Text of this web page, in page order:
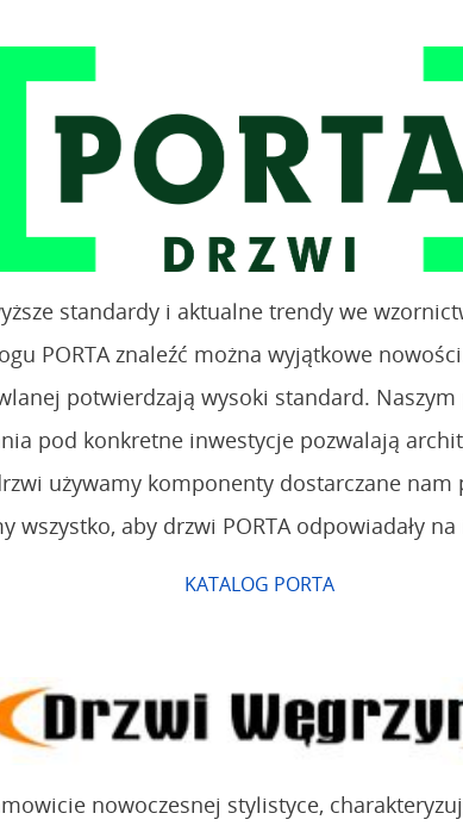
standardy i aktualne trendy we
PORTA znaleźć można wyjątkowe
potwierdzają wysoki standard.
pod konkretne inwestycje pozwalają
używamy komponenty dostarczane nam
wszystko, aby drzwi PORTA odpowiadały
KATALOG PORTA
nowoczesnej stylistyce,